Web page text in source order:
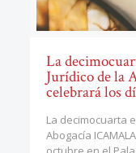
La
Jurídico de la
celebrará los
La decimocuarta
Abogacía